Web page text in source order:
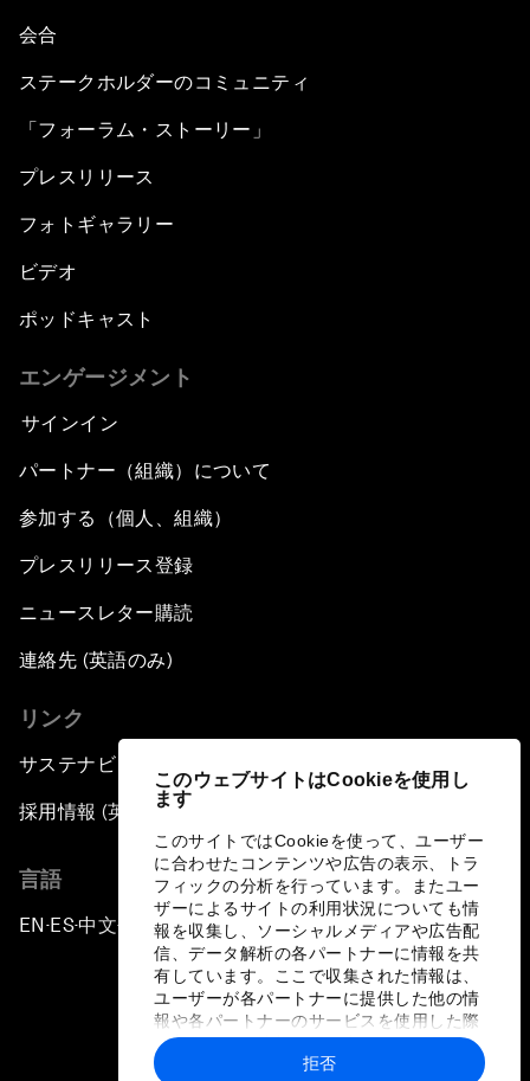
このウェブサイトはCookieを使用し
ます
このサイトではCookieを使って、ユーザー
に合わせたコンテンツや広告の表示、トラ
フィックの分析を行っています。またユー
ザーによるサイトの利用状況についても情
報を収集し、ソーシャルメディアや広告配
信、データ解析の各パートナーに情報を共
有しています。ここで収集された情報は、
ユーザーが各パートナーに提供した他の情
報や各パートナーのサービスを使用した際
に収集された情報と組み合わされ、各パー
トナーによって使用されることがありま
拒否
会合
ステークホルダーのコミュニティ
「フォーラム・ストーリー」
プレスリリース
フォトギャラリー
ビデオ
ポッドキャスト
エンゲージメント
サインイン
パートナー（組織）について
参加する（個人、組織）
プレスリリース登録
ニュースレター購読
連絡先 (英語のみ)
リンク
サステナビリティへの取り組み
採用情報 (英語のみ)
言語
EN ▪ES▪中文▪ 日本語